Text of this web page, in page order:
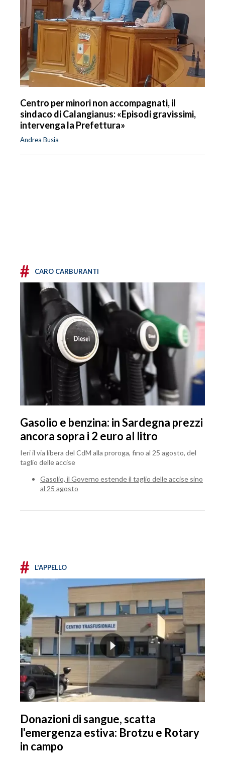
Centro per minori non accompagnati, il
sindaco di Calangianus: «Episodi gravissimi,
intervenga la Prefettura»
Andrea Busia
# CARO CARBURANTI
Gasolio e benzina: in Sardegna prezzi
ancora sopra i 2 euro al litro
Ieri il via libera del CdM alla proroga, fino al 25 agosto, del
taglio delle accise
Gasolio, il Governo estende il taglio delle accise sino
al 25 agosto
# L'APPELLO
Donazioni di sangue, scatta
l'emergenza estiva: Brotzu e Rotary
in campo